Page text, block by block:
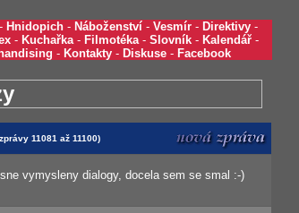
- Hnidopich - Náboženství - Vesmír - Direktivy -
- Kuchařka- Filmotéka- Slovník - Kalendář -
- Kontakty - Diskuse - Facebook
11081 až 11100)
vymysleny dialogy, docela sem se smal :-)